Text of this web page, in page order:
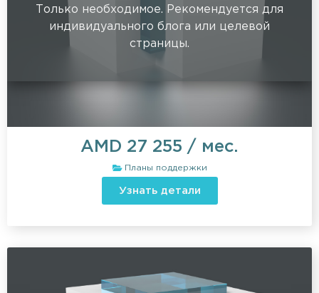
Только необходимое. Рекомендуется для
индивидуального блога или целевой
страницы.
Планы поддержки
AMD 27 255 / мес.
Узнать детали